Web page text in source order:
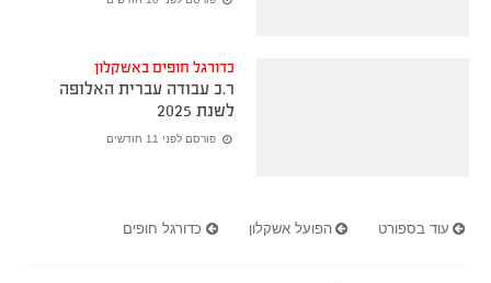
כדורגל חופים באשקלון
ר.כ עבודה עברית האלופה
לשנת 2025
פורסם לפני 11 חודשים
עוד בספורט הפועל אשקלון כדורגל חופים